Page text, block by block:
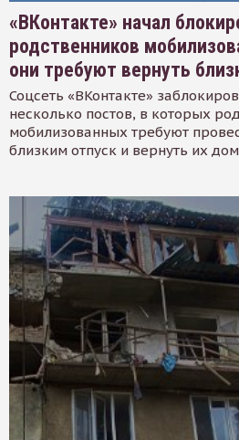
«ВКонтакте» начал
родственников
они требуют вернуть
Соцсеть «ВКонтакте»
несколько постов, в которых
мобилизованных требуют
близким отпуск и вернуть их